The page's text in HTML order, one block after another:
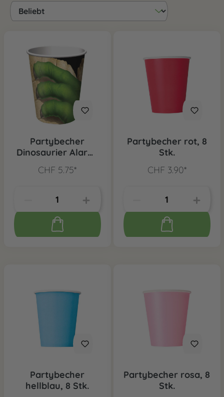
Partybecher
Dinosaurier Alarm,
CHF 5.75*
Partybecher rot, 8
Stk.
CHF 3.90*
Partybecher
hellblau, 8 Stk.
Partybecher rosa, 8
Stk.